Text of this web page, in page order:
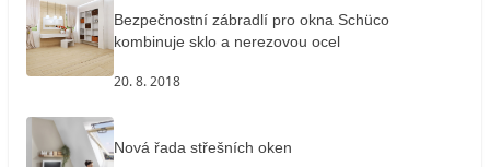
Bezpečnostní zábradlí pro okna Schüco
kombinuje sklo a nerezovou ocel
20. 8. 2018
Nová řada střešních oken